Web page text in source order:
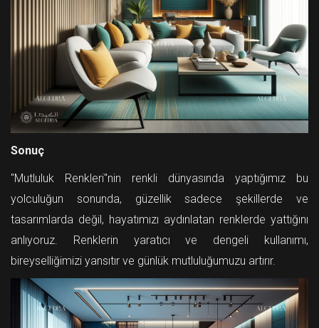
Sonuç
"Mutluluk Renkleri"nin renkli dünyasında yaptığımız bu
yolculuğun sonunda, güzellik sadece şekillerde ve
tasarımlarda değil, hayatımızı aydınlatan renklerde yattığını
anlıyoruz. Renklerin yaratıcı ve dengeli kullanımı,
bireyselliğimizi yansıtır ve günlük mutluluğumuzu artırır.